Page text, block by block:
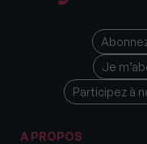
Je
Participez à
A PROPOS